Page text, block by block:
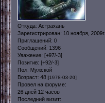
Откуда: Астрахань
Зарегистрирован: 10 ноября, 2009г.
Приглашений: 0
Сообщений: 1396
Уважение: [+97/-3]
Позитив: [+92/-3]
Пол: Мужской
Возраст: 48 [1978-03-20]
Провел на форуме:
26 дней 12 часов
Последний визит: